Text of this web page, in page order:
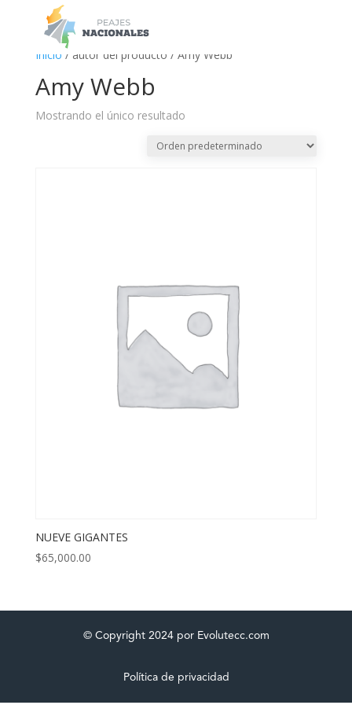
Inicio / autor del producto / Amy Webb
Amy Webb
Mostrando el único resultado
NUEVE GIGANTES
$65,000.00
© Copyright 2024 por Evolutecc.com
Política de privacidad